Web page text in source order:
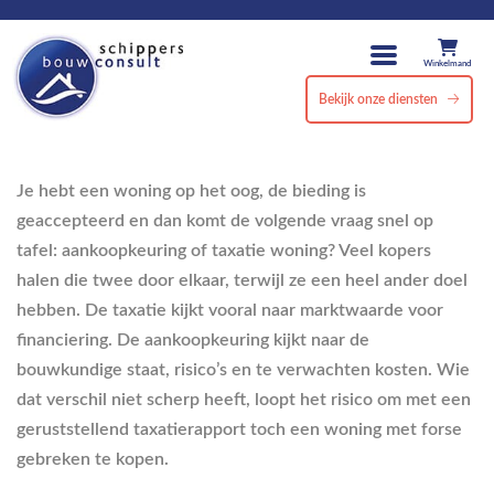
Winkelmand
Bekijk onze diensten
Je hebt een woning op het oog, de bieding is
geaccepteerd en dan komt de volgende vraag snel op
tafel: aankoopkeuring of taxatie woning? Veel kopers
halen die twee door elkaar, terwijl ze een heel ander doel
hebben. De taxatie kijkt vooral naar marktwaarde voor
financiering. De aankoopkeuring kijkt naar de
bouwkundige staat, risico’s en te verwachten kosten. Wie
dat verschil niet scherp heeft, loopt het risico om met een
geruststellend taxatierapport toch een woning met forse
gebreken te kopen.